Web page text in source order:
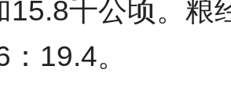
15.8千公顷。粮
19.4。